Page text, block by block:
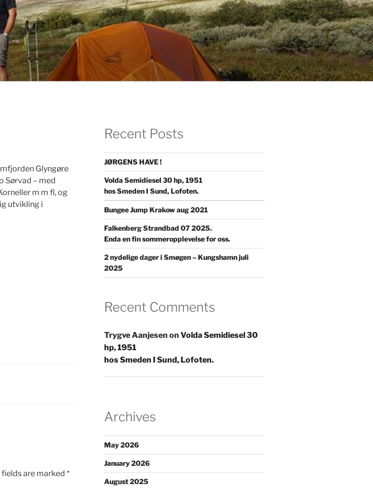
Glyngøre
Sørvad – med
m m fl, og
utvikling i
fields are marked *
Recent Posts
JØRGENS HAVE !
Volda Semidiesel 30 hp, 1951
hos Smeden I Sund, Lofoten.
Bungee Jump Krakow aug 2021
Falkenberg Strandbad 07 2025.
Enda en fin sommeropplevelse for oss.
2 nydelige dager i Smøgen – Kungshamn juli
2025
Recent Comments
Trygve Aanjesen on Volda Semidiesel 30
hp, 1951
hos Smeden I Sund, Lofoten.
Archives
May 2026
January 2026
August 2025